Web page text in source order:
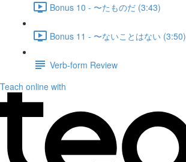
Bonus 10 - 〜たものだ (3:43)
Bonus 11 - 〜ないことはない (3:50)
Verb-form Review
Teach online with